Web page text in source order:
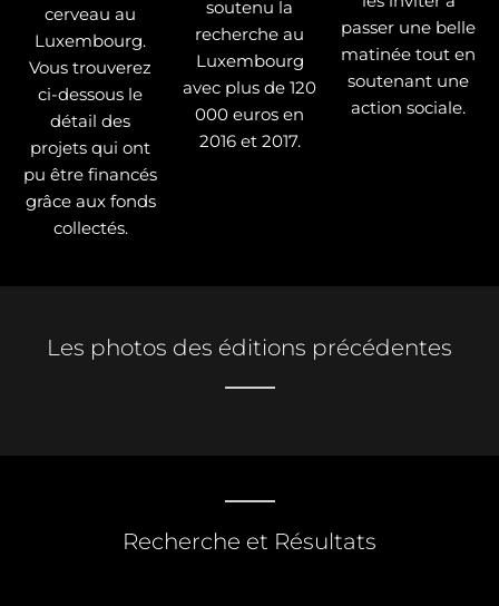
cerveau au
Luxembourg.
Vous trouverez
ci-dessous le
détail des
projets qui ont
pu être financés
grâce aux fonds
collectés.
soutenu la
recherche au
Luxembourg
avec plus de 120
000 euros en
2016 et 2017.
passer une belle
matinée tout en
soutenant une
action sociale.
Les photos des éditions précédentes
Recherche et Résultats